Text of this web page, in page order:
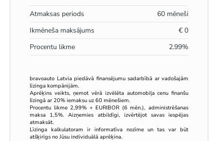
Atmaksas periods
60 mēneši
Ikmēneša maksājums
€ 0
Procentu likme
2.99%
bravoauto Latvia piedāvā finansējumu sadarbībā ar vadošajām
līzinga kompānijām.
Aprēķins veikts, ņemot vērā izvēlēta automobiļa cenu finanšu
līzingā ar 20% iemaksu uz 60 mēnešiem.
Procentu likme 2,99% + EURIBOR (6 mēn.), administrēšanas
maksa 1,5%. Aizņemies atbildīgi, izvērtējot savas iespējas
atmaksāt.
Līzinga kalkulatoram ir informatīva nozīme un tas var būt
atšķirīgs no Jūsu individuālā aprēķina.